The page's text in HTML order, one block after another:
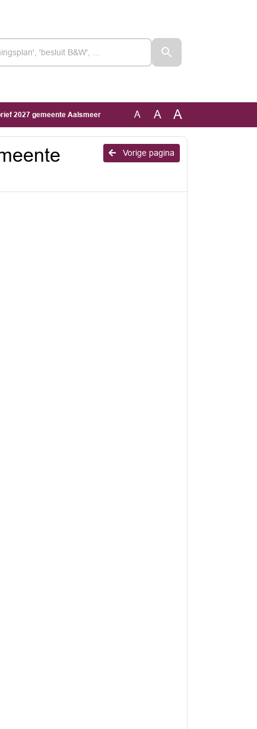
2027 gemeente Aalsmeer A A A
Vorige pagina